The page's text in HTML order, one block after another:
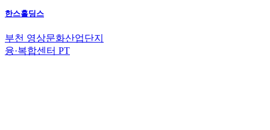
한스홀딩스
부천 영상문화산업단지
융·복합센터 PT